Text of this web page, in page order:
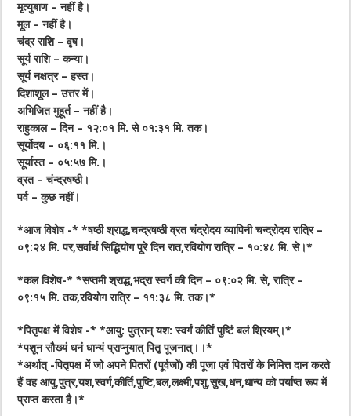
मृत्युबाण – नहीं है।
मूल – नहीं है।
चंद्र राशि – वृष।
सूर्य राशि – कन्या।
सूर्य नक्षत्र – हस्त।
दिशाशूल – उत्तर में।
अभिजित मुहूर्त – नहीं है।
राहुकाल – दिन – १२:०१ मि. से ०१:३१ मि. तक।
सूर्योदय – ०६:११ मि.।
सूर्यास्त – ०५:५७ मि.।
व्रत – चंन्द्रषष्ठी।
पर्व – कुछ नहीं।
*आज विशेष -* *षष्ठी श्राद्ध,चन्द्रषष्ठी व्रत चंद्रोदय व्यापिनी चन्द्रोदय रात्रि –
०९:२४ मि. पर,सर्वार्थ सिद्धियोग पूरे दिन रात,रवियोग रात्रि – १०:४८ मि. से।*
*कल विशेष-* *सप्तमी श्राद्ध,भद्रा स्वर्ग की दिन – ०९:०२ मि. से, रात्रि –
०९:१५ मि. तक,रवियोग रात्रि – ११:३८ मि. तक।*
*पितृपक्ष में विशेष -* *आयु: पुत्रान् यश: स्वर्गं कीर्तिं पुष्टिं बलं श्रियम्।*
*पशून सौख्यं धनं धान्यं प्राप्नुयात् पितृ पूजनात्।।*
*अर्थात् -पितृपक्ष में जो अपने पितरों (पूर्वजों) की पूजा एवं पितरों के निमित्त दान करते
हैं वह आयु,पुत्र,यश,स्वर्ग,कीर्ति,पुष्टि,बल,लक्ष्मी,पशु,सुख,धन,धान्य को पर्याप्त रूप में
प्राप्त करता है।*